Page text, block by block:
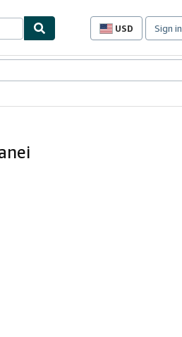
USD
Site
preferences
Sign in